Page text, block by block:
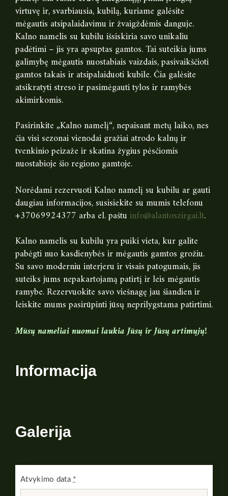
virtuvę ir, svarbiausia, kubilą, kuriame galėsite
mėgautis atsipalaidavimu ir žvaigždėmis danguje.
Kalno namelis su kubilu išsiskiria savo unikaliu
padėtimi – jis yra apsuptas gamtos. Tai suteikia jums
galimybę mėgautis nuostabiais vaizdais, pasivaikščioti
gamtos takais ir atsipalaiduoti kubile. Čia galėsite
atsikratyti streso ir pasimėgauti tylos ir ramybės
akimirkomis.
Pasirinkite „Kalno namelį“, nepaisant metų laiko, nes
čia visi sezonai vienodai gražiai atrodo kalnų ir
tvenkinio peizaže ir skatina žygius pėsčiomis
nuostabioje šio regiono gamtoje.
Norėdami rezervuoti Kalno namelį su kubilu ar gauti
daugiau informacijos, susisiekite su mumis telefonu
+37069924377 arba el. paštuinfo@alantoszirgai.lt.
Kalno namelis su kubilu yra puiki vieta, kur galite
pabėgti nuo kasdienybės ir mėgautis gamtos grožiu.
Su savo moderniu interjeru ir visais patogumais, jis
suteiks jums nepakartojamą patirtį ir leis mėgautis
ramybe. Rezervuokite savo viešnagę jau šiandien ir
leiskite mums pasirūpinti jūsų neprilygstama patirtimi.
Mūsų nameliai nuomai laukia Jūsų ir Jūsų artimųjų!
Informacija
Galerija
Atvykimo data *